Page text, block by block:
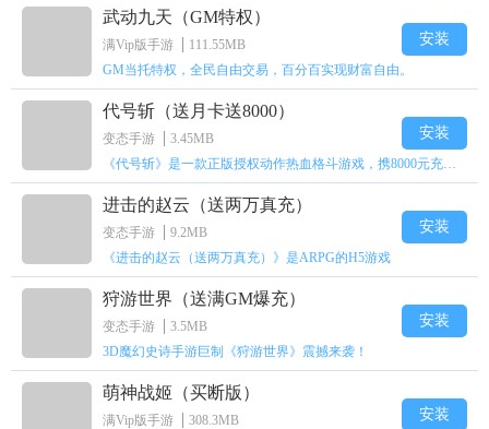
武动九天（GM特权）
满Vip版手游
111.55MB
GM当托特权，全民自由交易，百分百实现财富自由。
安装
代号斩（送月卡送8000）
变态手游
3.45MB
安装
进击的赵云（送两万真充）
变态手游
9.2MB
《进击的赵云（送两万真充）》是ARPG的H5游戏
安装
狩游世界（送满GM爆充）
变态手游
3.5MB
3D魔幻史诗手游巨制《狩游世界》震撼来袭！
安装
萌神战姬（买断版）
满Vip版手游
308.3MB
安装